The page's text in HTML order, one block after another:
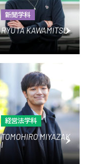
新聞学科
RYUTA KAWAMITSU
経営法学科
TOMOHIRO MIYAZAK
I